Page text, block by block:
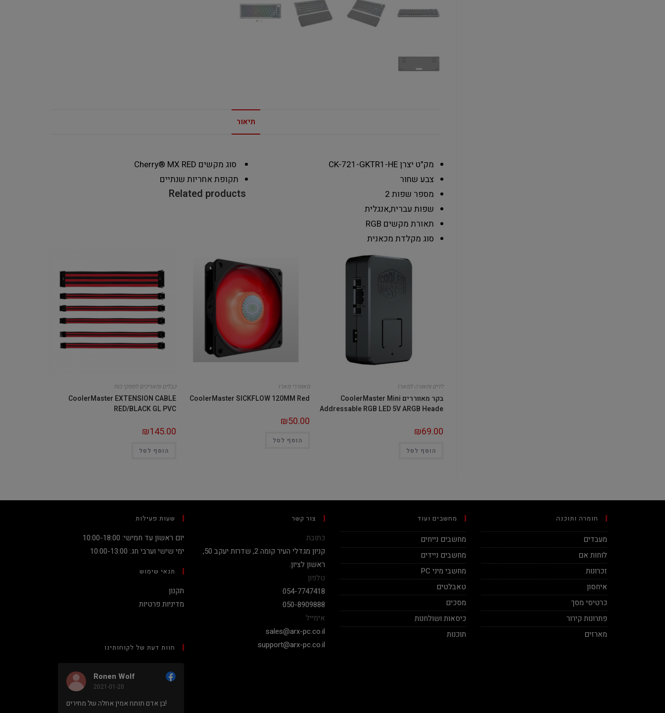
תיאור
מק"ט יצרןCK-721-GKTR1-HE
צבע שחור
מספר שפות 2
שפות עברית,אנגלית
תאורת מקשים RGB
סוג מקלדת מכאנית
סוג מקשים Cherry® MX RED
תקופת אחריות שנתיים
Related products
לדים ותאורה למארז
בקר מאווררים CoolerMaster Mini
Addressable RGB LED 5V ARGB Heade
₪69.00
הוסף לסל
מאווררי מארז
CoolerMaster SICKFLOW 120MM Red
₪50.00
הוסף לסל
כבלים ומאריכים לספקי כוח
CoolerMaster EXTENSION CABLE
RED/BLACK GL PVC
₪145.00
הוסף לסל
חומרה ותוכנה
מעבדים
לוחות אם
זכרונות
איחסון
כרטיסי מסך
פתרונות קירור
מארזים
מחשבים ועוד
מחשבים נייחים
מחשבים ניידים
מחשבי מיני PC
טאבלטים
מסכים
כיסאות ושולחנות
תוכנות
צור קשר
כתובת
קניון מגדלי העיר קומה 2, שדרות יעקב 50,
ראשון לציון.
טלפון
054-7747418
050-8909888
אימייל
sales@arx-pc.co.il
support@arx-pc.co.il
שעות פעילות
יום ראשון עד חמישי: 10:00-18:00
ימי שישי וערבי חג: 10:00-13:00
תנאי שימוש
תקנון
מדיניות פרטיות
חוות דעת של לקוחותינו
Ronen Wolf
2021-01-20
בן אדם תותח אמין אחלה של מחירים!